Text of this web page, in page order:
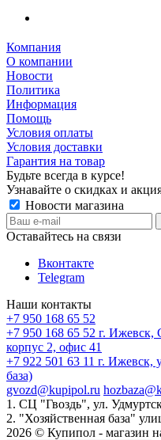
Компания
О компании
Новости
Политика
Информация
Помощь
Условия оплаты
Условия доставки
Гарантия на товар
Будьте всегда в курсе!
Узнавайте о скидках и
Новости магазина
Оставайтесь на связи
Вконтакте
Telegram
Наши контакты
+7 950 168 65 52
+7 950 168 65 52 г. Ижевск,
корпус 2, офис 41
+7 922 501 63 11 г. Ижевск,
база)
gvozd@kupipol.ru
1. СЦ "Гвоздь", ул.
2. "Хозяйственная база"
2026 © Купипол - магазин